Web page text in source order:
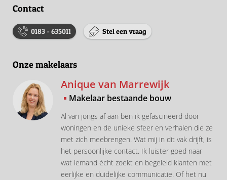
Contact
0183 - 635011 Stel een vraag
Onze makelaars
Anique van Marrewijk
Makelaar bestaande bouw
Al van jongs af aan ben ik gefascineerd door
woningen en de unieke sfeer en verhalen die ze
met zich meebrengen. Wat mij in dit vak drijft, is
het persoonlijke contact. Ik luister goed naar
wat iemand écht zoekt en begeleid klanten met
eerlijke en duidelijke communicatie. Of het nu